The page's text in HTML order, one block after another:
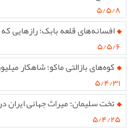
۵/۵/۸
افسانه‌های قلعه بابک؛ رازهایی
۵/۵/۶
کوه‌های بازالتی ماکو؛ شاهکار
۵/۴/۳۱
تخت سلیمان؛ میراث جهانی
۵/۴/۲۵